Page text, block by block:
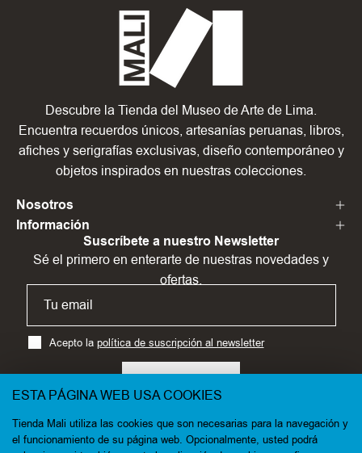
Descubre la Tienda del Museo de Arte de Lima.
Encuentra recuerdos únicos, artesanías peruanas, libros,
afiches y serigrafías exclusivas, diseño contemporáneo y
objetos inspirados en nuestras colecciones.
Nosotros
Información
Suscríbete a nuestro Newsletter
Sé el primero en enterarte de nuestras novedades y
ofertas.
Acepto la política de suscripción al newsletter
ESTA PÁGINA WEB USA COOKIES
Tienda Mali utiliza las cookies que son necesarias para la navegación y
el funcionamiento de su página web. Opcionalmente, usted podrá